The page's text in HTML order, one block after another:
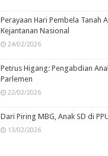
Perayaan Hari Pembela Tanah
Kejantanan Nasional
24/02/2026
Petrus Higang: Pengabdian
Parlemen
22/02/2026
Dari Piring MBG, Anak SD di
13/02/2026